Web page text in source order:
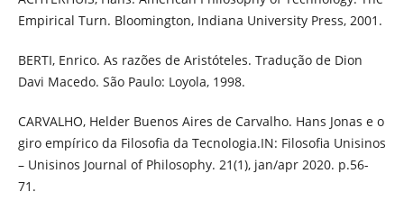
Empirical Turn. Bloomington, Indiana University Press, 2001.
BERTI, Enrico. As razões de Aristóteles. Tradução de Dion
Davi Macedo. São Paulo: Loyola, 1998.
CARVALHO, Helder Buenos Aires de Carvalho. Hans Jonas e o
giro empírico da Filosofia da Tecnologia.IN: Filosofia Unisinos
– Unisinos Journal of Philosophy. 21(1), jan/apr 2020. p.56-
71.